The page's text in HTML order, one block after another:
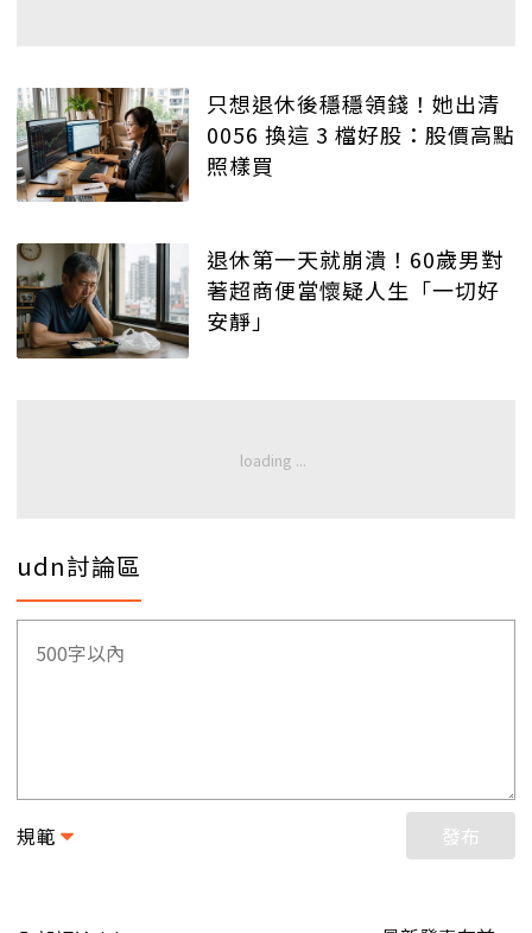
只想退休後穩穩領錢！她出清
0056 換這 3 檔好股：股價高點
照樣買
退休第一天就崩潰！60歲男對
著超商便當懷疑人生「一切好
安靜」
udn討論區
規範 發布